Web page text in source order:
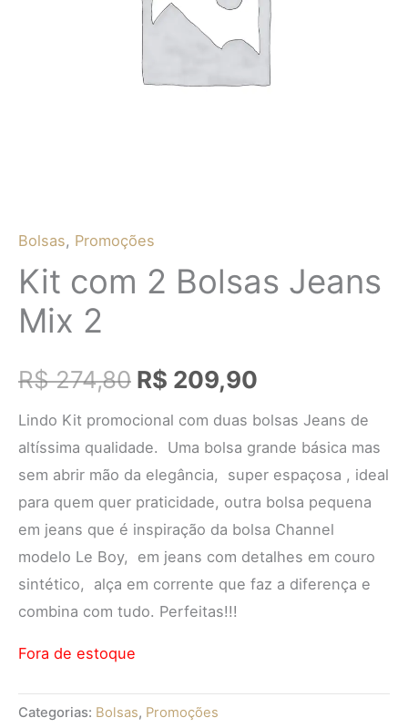
Bolsas, Promoções
Kit com 2 Bolsas Jeans
Mix 2
R$274,80
R$ 274,80.
R$ 209,90
R$ 209,90.
Lindo Kit promocional com duas bolsas Jeans de
altíssima qualidade. Uma bolsa grande básica mas
sem abrir mão da elegância, super espaçosa , ideal
para quem quer praticidade, outra bolsa pequena
em jeans que é inspiração da bolsa Channel
modelo Le Boy, em jeans com detalhes em couro
sintético, alça em corrente que faz a diferença e
combina com tudo. Perfeitas!!!
Fora de estoque
Categorias: Bolsas, Promoções